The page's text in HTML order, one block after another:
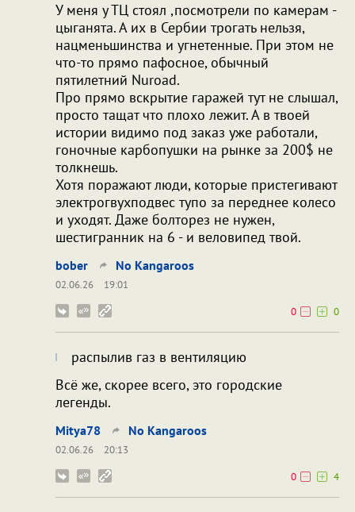
У меня у ТЦ стоял ,посмотрели по камерам -
цыганята. А их в Сербии трогать нельзя,
нацменьшинства и угнетенные. При этом не
что-то прямо пафосное, обычный
пятилетний Nuroad.
Про прямо вскрытие гаражей тут не слышал,
просто тащат что плохо лежит. А в твоей
истории видимо под заказ уже работали,
гоночные карбопушки на рынке за 200$ не
толкнешь.
Хотя поражают люди, которые пристегивают
электрогвухподвес тупо за переднее колесо
и уходят. Даже болторез не нужен,
шестигранник на 6 - и веловипед твой.
bober No Kangaroos
02.06.26
19:01
0
0
распылив газ в вентиляцию
Всё же, скорее всего, это городские
легенды.
Mitya78 No Kangaroos
02.06.26
20:13
0
4